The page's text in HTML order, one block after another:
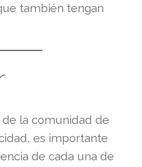
también tengan
de la comunidad de
es importante
de cada una de